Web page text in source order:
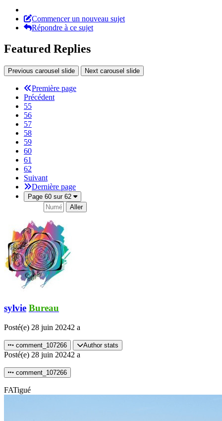
Commencer un nouveau sujet
Répondre à ce sujet
Featured Replies
Previous carousel slide Next carousel slide
Première page
Précédent
55
56
57
58
59
60
61
62
Suivant
Dernière page
Page 60 sur 62
Aller
sylvie Bureau
Posté(e) 28 juin 20242 a
comment_107266 Author stats
Posté(e) 28 juin 20242 a
comment_107266
FATigué